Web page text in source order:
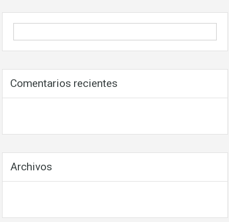
Comentarios recientes
Archivos